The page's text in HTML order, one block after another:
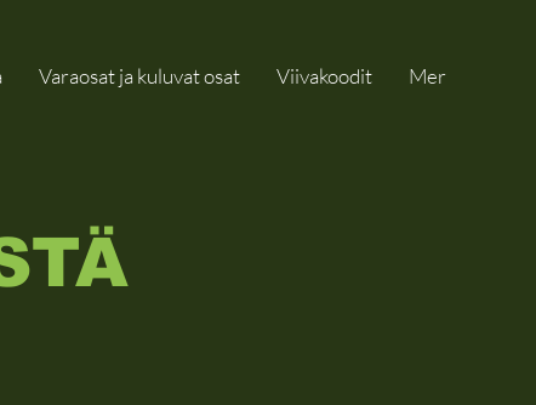
Varaosat ja kuluvat osat Viivakoodit Mer